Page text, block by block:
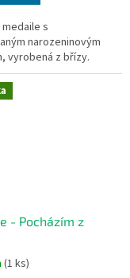
s
narozeninovým
vyrobená z břízy.
- Pocházím z
(1 ks)